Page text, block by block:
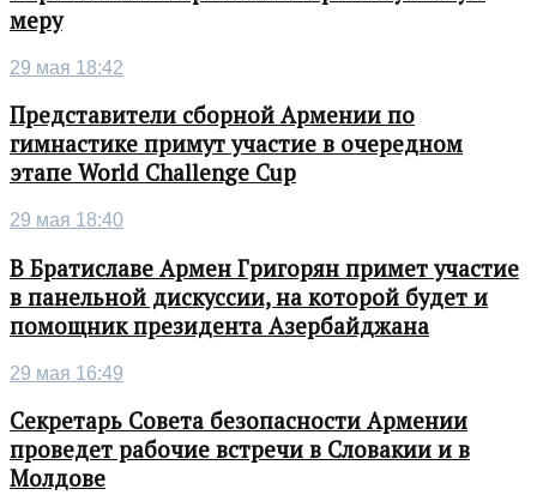
меру
29 мая 18:42
Представители сборной Армении по
гимнастике примут участие в очередном
этапе World Challenge Cup
29 мая 18:40
В Братиславе Армен Григорян примет участие
в панельной дискуссии, на которой будет и
помощник президента Азербайджана
29 мая 16:49
Секретарь Совета безопасности Армении
проведет рабочие встречи в Словакии и в
Молдове